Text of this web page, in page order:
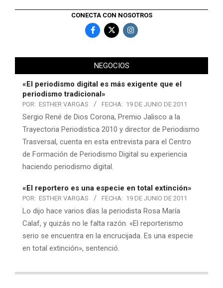
CONECTA CON NOSOTROS
NEGOCIOS
«El periodismo digital es más exigente que el
periodismo tradicional»
POR: ESTHER VARGAS FECHA: 19 DE JUNIO DE 2011
Sergio René de Dios Corona, Premio Jalisco a la
Trayectoria Periodística 2010 y director de Periodismo
Trasversal, cuenta en esta entrevista para el Centro
de Formación de Periodismo Digital su experiencia
haciendo periodismo digital.
«El reportero es una especie en total extinción»
POR: ESTHER VARGAS FECHA: 19 DE JUNIO DE 2011
Lo dijo hace varios días la periodista Rosa María
Calaf, y quizás no le falta razón. «El reporterismo
serio se encuentra en la encrucijada. Es una especie
en total extinción», sentenció.